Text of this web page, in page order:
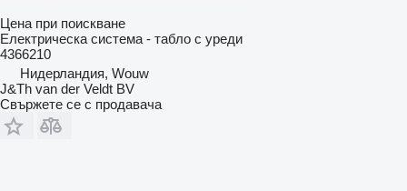
Цена при поискване
Електрическа система - табло с уреди
4366210
Нидерландия, Wouw
J&Th van der Veldt BV
Свържете се с продавача